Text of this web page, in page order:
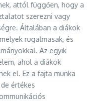
attól függően, hogy a
szerezni vagy
Általában a diákok
rugalmasak, és
Az egyik
ahol a diákok
el. Ez a fajta munka
értékes